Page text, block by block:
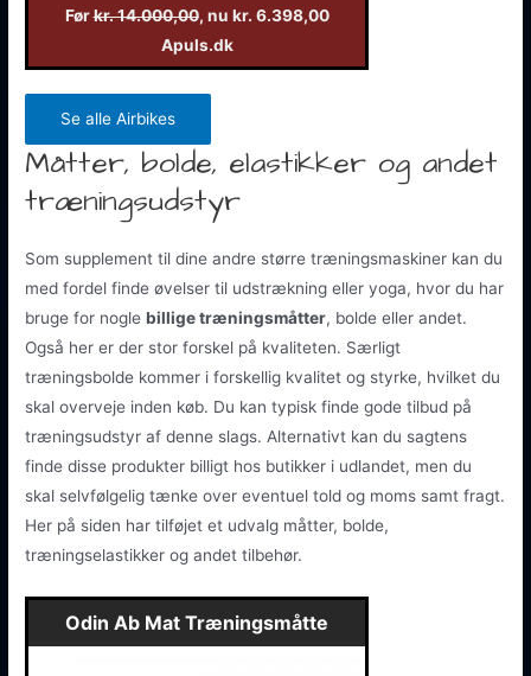
Førkr. 14.000,00, nu kr. 6.398,00
Apuls.dk
Se alle Airbikes
Måtter, bolde, elastikker og andet
træningsudstyr
Som supplement til dine andre større træningsmaskiner kan du
med fordel finde øvelser til udstrækning eller yoga, hvor du har
bruge for noglebillige træningsmåtter, bolde eller andet.
Også her er der stor forskel på kvaliteten. Særligt
træningsbolde kommer i forskellig kvalitet og styrke, hvilket du
skal overveje inden køb. Du kan typisk finde gode tilbud på
træningsudstyr af denne slags. Alternativt kan du sagtens
finde disse produkter billigt hos butikker i udlandet, men du
skal selvfølgelig tænke over eventuel told og moms samt fragt.
Her på siden har tilføjet et udvalg måtter, bolde,
træningselastikker og andet tilbehør.
Odin Ab Mat Træningsmåtte